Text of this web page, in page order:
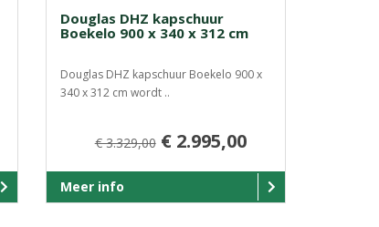
Douglas DHZ kapschuur
Boekelo 900 x 340 x 312 cm
Douglas DHZ kapschuur Boekelo 900 x
340 x 312 cm wordt ..
€ 3.329,00 € 2.995,00
Meer info